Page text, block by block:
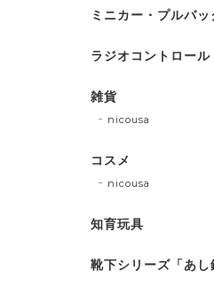
ミニカー・プルバッ
ラジオコントロール
雑貨
nicousa
コスメ
nicousa
知育玩具
靴下シリーズ「あし